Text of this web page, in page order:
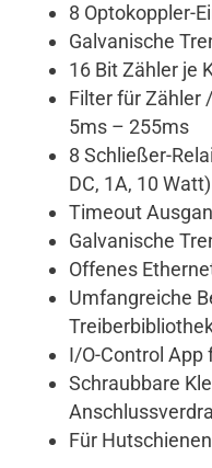
8 Optokoppler-
Galvanische
16 Bit Zähler je
Filter für Zähler
5ms – 255ms
8 Schließer-
DC, 1A, 10 Watt)
Timeout
Galvanische
Offenes
Umfangreiche
I/O-Control App
Schraubbare
Für